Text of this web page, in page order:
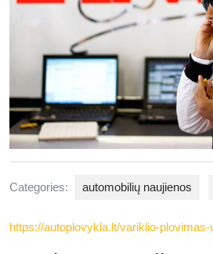
Categories: automobilių naujienos
https://autoplovykla.lt/variklio-plovimas-